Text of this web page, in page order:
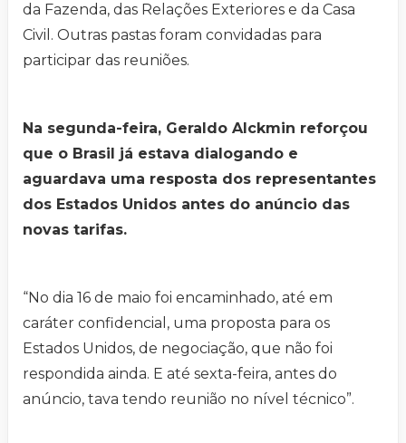
da Fazenda, das Relações Exteriores e da Casa
Civil. Outras pastas foram convidadas para
participar das reuniões.
Na segunda-feira, Geraldo Alckmin reforçou
que o Brasil já estava dialogando e
aguardava uma resposta dos representantes
dos Estados Unidos antes do anúncio das
novas tarifas.
“No dia 16 de maio foi encaminhado, até em
caráter confidencial, uma proposta para os
Estados Unidos, de negociação, que não foi
respondida ainda. E até sexta-feira, antes do
anúncio, tava tendo reunião no nível técnico”.